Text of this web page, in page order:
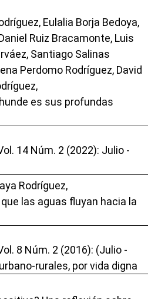
Eulalia Borja Bedoya,
Ruiz Bracamonte, Luis
Santiago Salinas
Perdomo Rodríguez, David
es sus profundas
14 Núm. 2 (2022): Julio -
Rodríguez,
las aguas fluyan hacia la
8 Núm. 2 (2016): (Julio -
rurales, por vida digna